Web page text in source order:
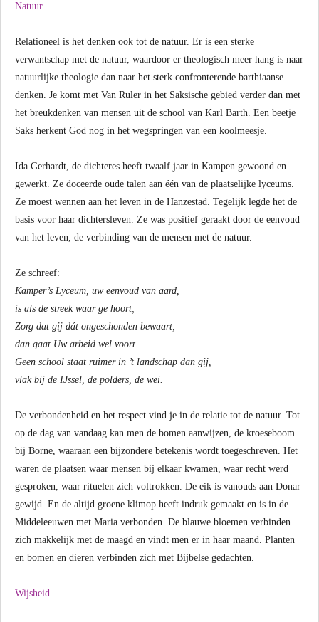
Natuur
Relationeel is het denken ook tot de natuur. Er is een sterke
verwantschap met de natuur, waardoor er theologisch meer hang is naar
natuurlijke theologie dan naar het sterk confronterende barthiaanse
denken. Je komt met Van Ruler in het Saksische gebied verder dan met
het breukdenken van mensen uit de school van Karl Barth. Een beetje
Saks herkent God nog in het wegspringen van een koolmeesje.
Ida Gerhardt, de dichteres heeft twaalf jaar in Kampen gewoond en
gewerkt. Ze doceerde oude talen aan één van de plaatselijke lyceums.
Ze moest wennen aan het leven in de Hanzestad. Tegelijk legde het de
basis voor haar dichtersleven. Ze was positief geraakt door de eenvoud
van het leven, de verbinding van de mensen met de natuur.
Ze schreef:
Kamper’s Lyceum, uw eenvoud van aard,
is als de streek waar ge hoort;
Zorg dat gij dát ongeschonden bewaart,
dan gaat Uw arbeid wel voort.
Geen school staat ruimer in ’t landschap dan gij,
vlak bij de IJssel, de polders, de wei.
De verbondenheid en het respect vind je in de relatie tot de natuur. Tot
op de dag van vandaag kan men de bomen aanwijzen, de kroeseboom
bij Borne, waaraan een bijzondere betekenis wordt toegeschreven. Het
waren de plaatsen waar mensen bij elkaar kwamen, waar recht werd
gesproken, waar rituelen zich voltrokken. De eik is vanouds aan Donar
gewijd. En de altijd groene klimop heeft indruk gemaakt en is in de
Middeleeuwen met Maria verbonden. De blauwe bloemen verbinden
zich makkelijk met de maagd en vindt men er in haar maand. Planten
en bomen en dieren verbinden zich met Bijbelse gedachten.
Wijsheid